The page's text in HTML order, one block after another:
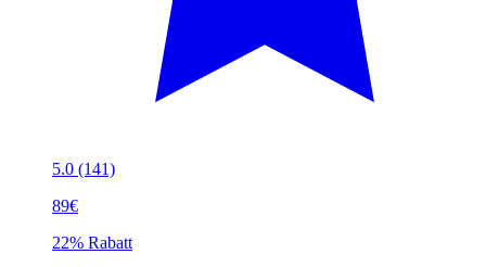
5.0 (141)
89€
22% Rabatt